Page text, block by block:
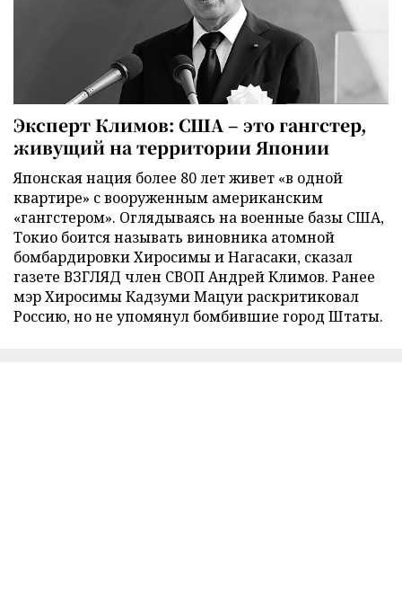
Эксперт Климов: США – это гангстер,
живущий на территории Японии
Японская нация более 80 лет живет «в одной
квартире» с вооруженным американским
«гангстером». Оглядываясь на военные базы США,
Токио боится называть виновника атомной
бомбардировки Хиросимы и Нагасаки, сказал
газете ВЗГЛЯД член СВОП Андрей Климов. Ранее
мэр Хиросимы Кадзуми Мацуи раскритиковал
Россию, но не упомянул бомбившие город Штаты.